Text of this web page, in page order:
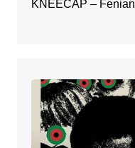
KNEECAP – Fenian
BLACK
THOUGHT
DANGER